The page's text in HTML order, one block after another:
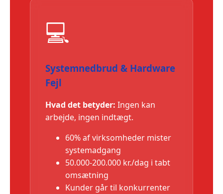
💻
Systemnedbrud & Hardware
Fejl
Hvad det betyder: Ingen kan
arbejde, ingen indtægt.
60% af virksomheder mister
systemadgang
50.000-200.000 kr./dag i tabt
omsætning
Kunder går til konkurrenter